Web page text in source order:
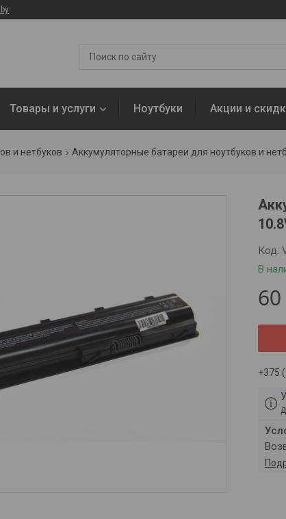
Товары и услуги Ноутбуки Акции и
и нетбуков Аккумуляторные батареи для ноутбуков и
В
Код:
60
+375